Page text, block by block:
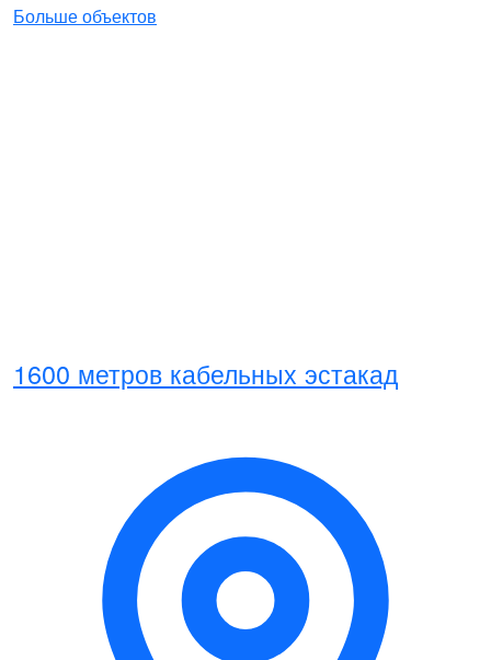
Больше объектов
1600 метров кабельных эстакад